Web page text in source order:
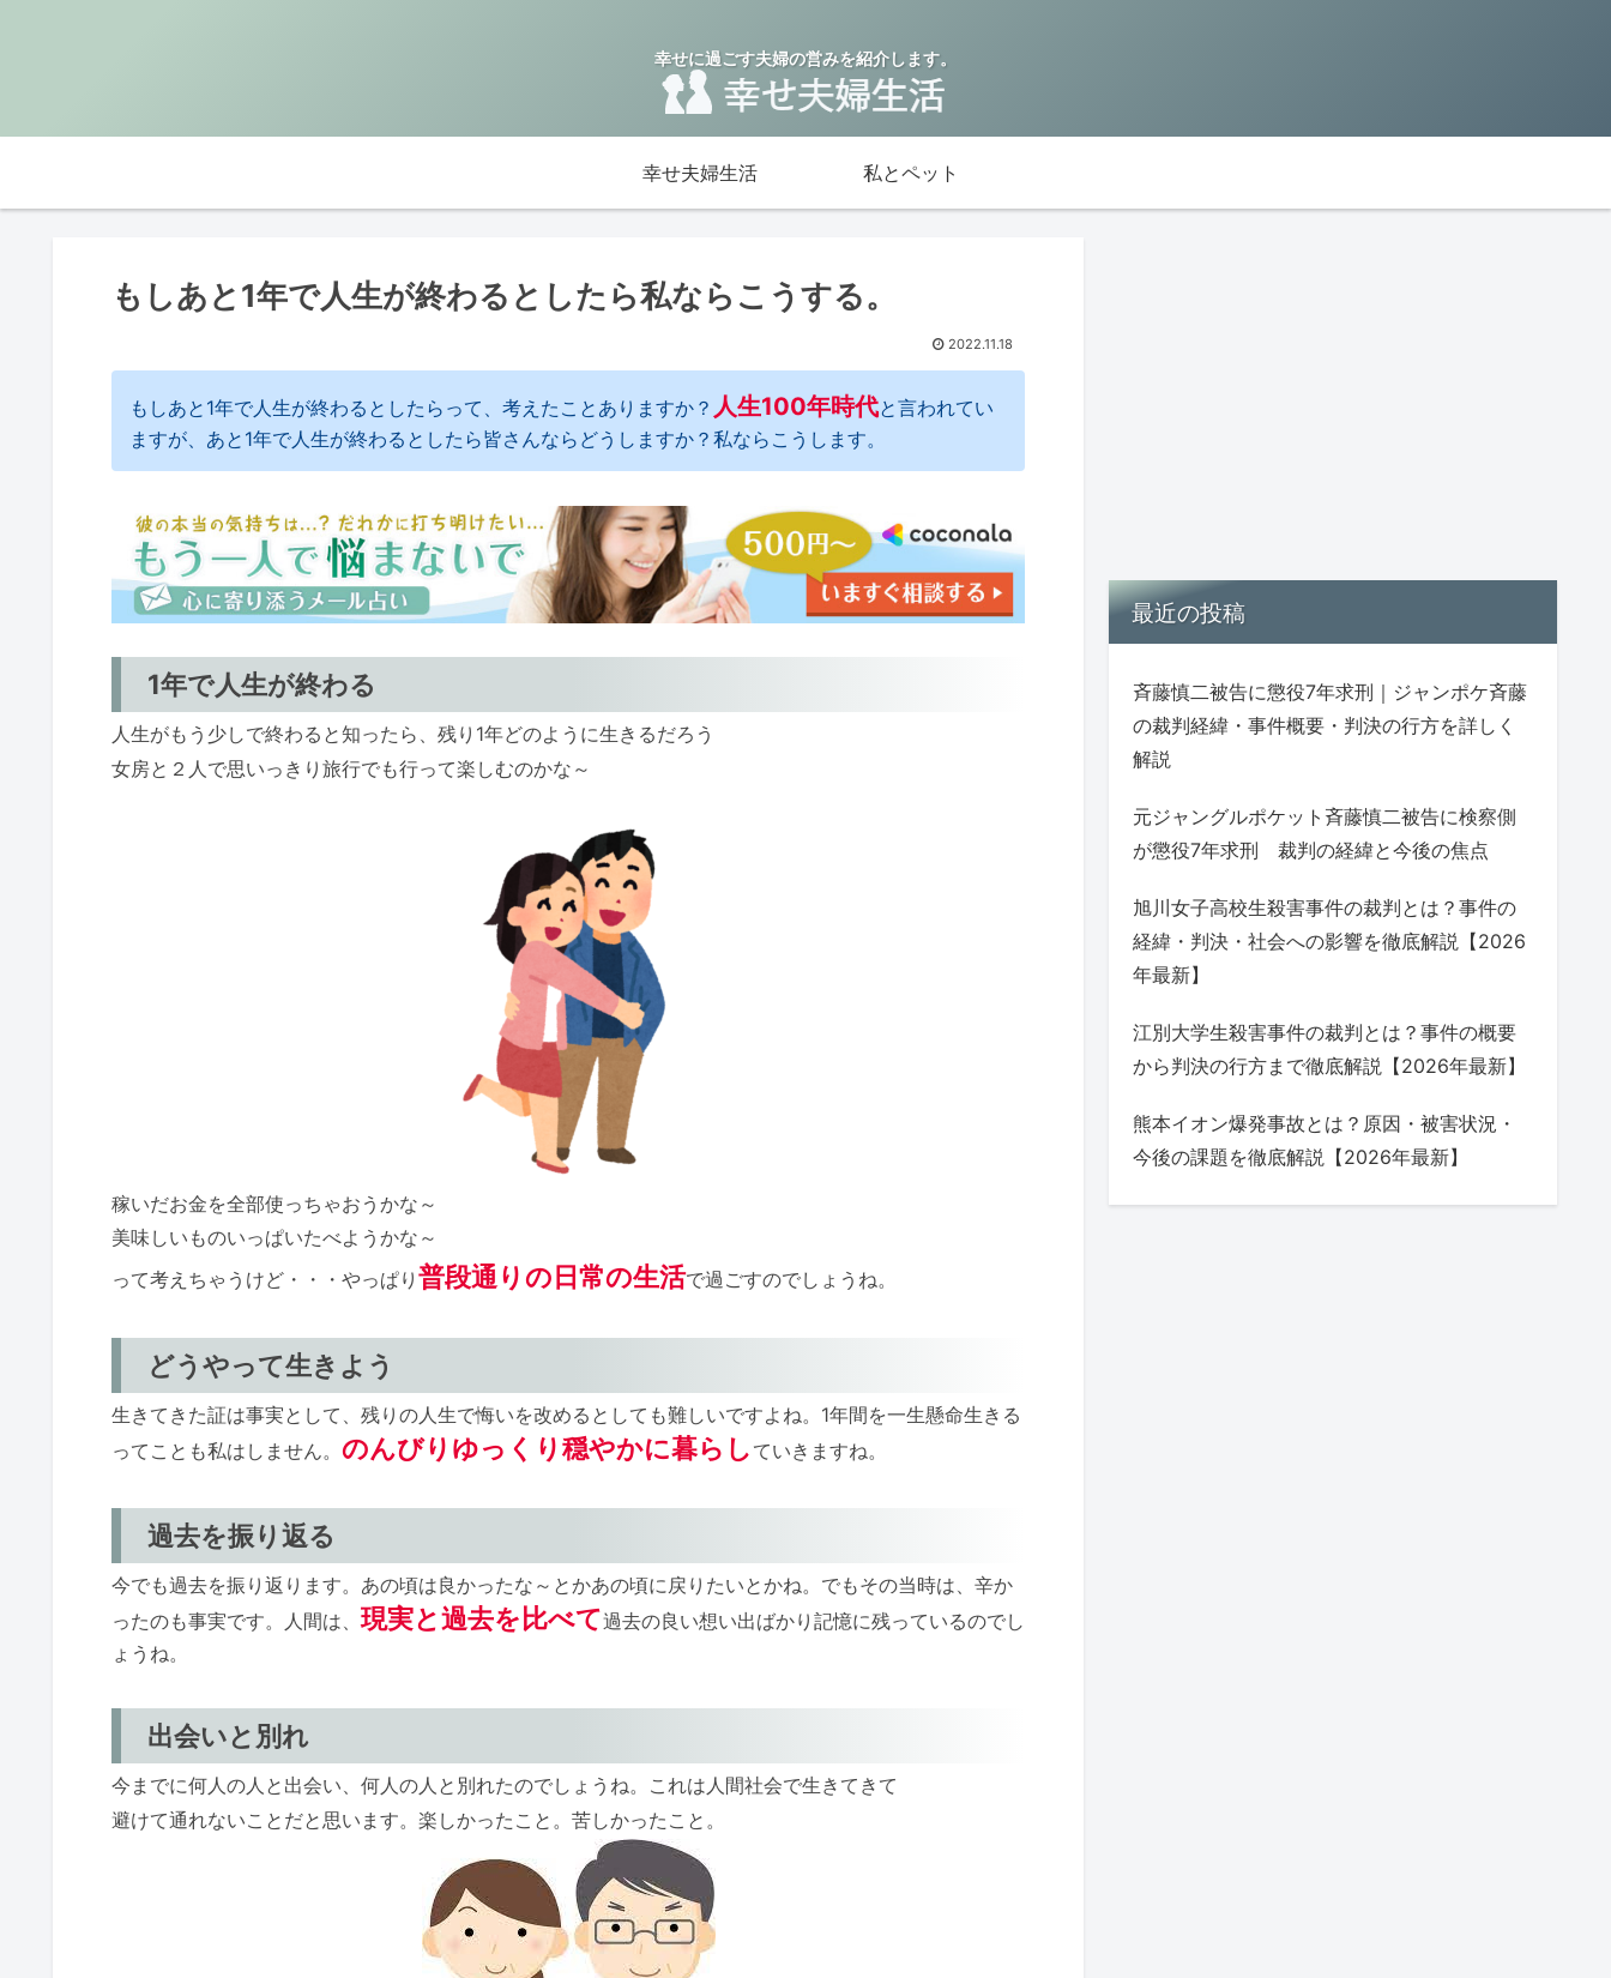
幸せに過ごす夫婦の営みを紹介します。
幸せ夫婦生活 私とペット
もしあと1年で人生が終わるとしたら私ならこうする。
2022.11.18
もしあと1年で人生が終わるとしたらって、考えたことありますか？ 人生100年時代と言われてい
ますが、あと1年で人生が終わるとしたら皆さんならどうしますか？私ならこうします。
1年で人生が終わる
人生がもう少しで終わると知ったら、残り1年どのように生きるだろう
女房と２人で思いっきり旅行でも行って楽しむのかな～
稼いだお金を全部使っちゃおうかな～
美味しいものいっぱいたべようかな～
って考えちゃうけど・・・やっぱり 普段通りの日常の生活で過ごすのでしょうね。
どうやって生きよう
生きてきた証は事実として、残りの人生で悔いを改めるとしても難しいですよね。1年間を一生懸命生きる
ってことも私はしません。 のんびりゆっくり穏やかに暮らし ていきますね。
過去を振り返る
今でも過去を振り返ります。あの頃は良かったな～とかあの頃に戻りたいとかね。でもその当時は、辛か
ったのも事実です。人間は、現実と過去を比べて過去の良い想い出ばかり記憶に残っているのでし
ょうね。
出会いと別れ
今までに何人の人と出会い、何人の人と別れたのでしょうね。これは人間社会で生きてきて
避けて通れないことだと思います。楽しかったこと。苦しかったこと。
最近の投稿
斉藤慎二被告に懲役7年求刑｜ジャンポケ斉藤
の裁判経緯・事件概要・判決の行方を詳しく
解説
元ジャングルポケット斉藤慎二被告に検察側
が懲役7年求刑 裁判の経緯と今後の焦点
旭川女子高校生殺害事件の裁判とは？事件の
経緯・判決・社会への影響を徹底解説【2026
年最新】
江別大学生殺害事件の裁判とは？事件の概要
から判決の行方まで徹底解説【2026年最新】
熊本イオン爆発事故とは？原因・被害状況・
今後の課題を徹底解説【2026年最新】